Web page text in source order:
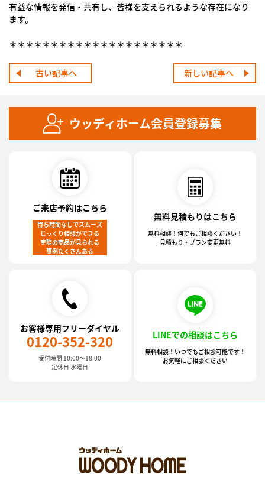
有益な情報を発信・共有し、皆様を支えられるような存在になり
ます。
＊＊＊＊＊＊＊＊＊＊＊＊＊＊＊＊＊＊＊＊＊
古い記事へ 新しい記事へ
ご来店予約はこちら
待ち時間なしでスムーズ
じっくり相談ができる
実際の商品が見られる
事例たくさんある
無料見積もりはこちら
無料相談！何でもご相談ください！
見積もり・プラン変更無料
お客様専用フリーダイヤル
0120-352-320
受付時間 10:00～18:00
定休日 水曜日
LINEでの相談はこちら
無料相談！いつでもご相談可能です！
お気軽にご相談ください
ウッディホーム会員登録募集